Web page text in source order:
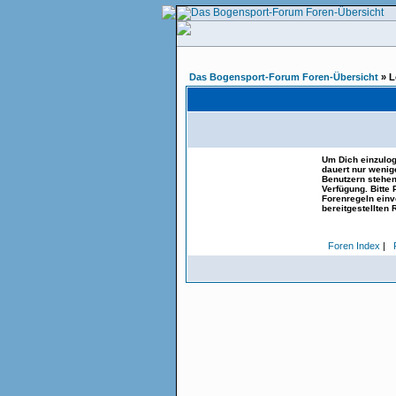
Das Bogensport-Forum Foren-Übersicht »
Um Dich
dauert nur
Benutzern
Verfügung. Bitte
Forenregeln
bereitgestellten
Foren Index |